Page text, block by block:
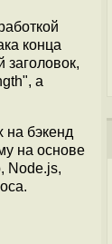
конца
а
на бэкенд
на основе
Node.js,